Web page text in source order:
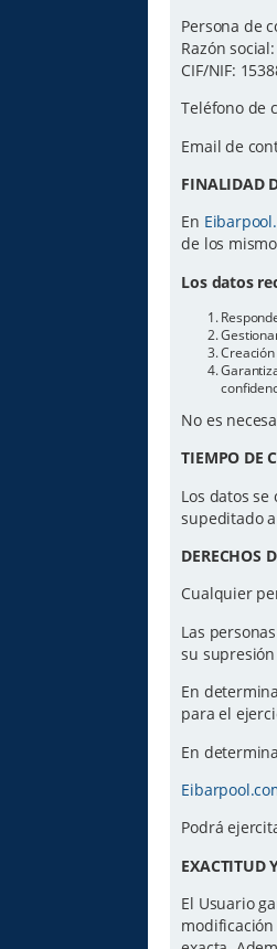
Persona de
Razón
CIF/NIF:
Teléfono de
Email de
FINALIDAD
En
de los
Los datos
No es
TIEMPO DE
Los datos
supeditado
DERECHOS
Cualquier
Las
su
En
para el
En
Podrá
EXACTITUD
El Usuario